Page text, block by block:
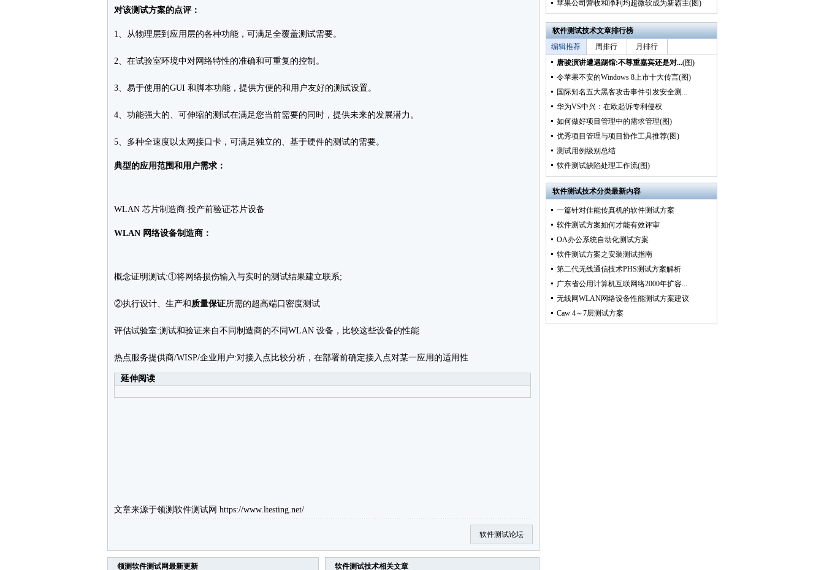
对该测试方案的点评：
1、从物理层到应用层的各种功能，可满足全覆盖测试需要。
2、在试验室环境中对网络特性的准确和可重复的控制。
3、易于使用的GUI 和脚本功能，提供方便的和用户友好的测试设置。
4、功能强大的、可伸缩的测试在满足您当前需要的同时，提供未来的发展潜力。
5、多种全速度以太网接口卡，可满足独立的、基于硬件的测试的需要。
典型的应用范围和用户需求：
WLAN 芯片制造商:投产前验证芯片设备
WLAN 网络设备制造商：
概念证明测试:①将网络损伤输入与实时的测试结果建立联系;
②执行设计、生产和 质量保证所需的超高端口密度测试
评估试验室:测试和验证来自不同制造商的不同WLAN 设备，比较这些设备的性能
热点服务提供商/WISP/企业用户:对接入点比较分析，在部署前确定接入点对某一应用的适用性
延伸阅读
文章来源于领测软件测试网 https://www.ltesting.net/
软件测试论坛
领测软件测试网最新更新 软件测试技术相关文章
苹果公司营收和净利均超微软成为新霸主(图)
软件测试技术文章排行榜
编辑推荐
周排行
月排行
唐骏演讲遭遇踢馆:不尊重嘉宾还是对...(图)
令苹果不安的Windows 8上市十大传言(图)
国际知名五大黑客攻击事件引发安全测...
华为VS中兴：在欧起诉专利侵权
如何做好项目管理中的需求管理(图)
优秀项目管理与项目协作工具推荐(图)
测试用例级别总结
软件测试缺陷处理工作流(图)
软件测试技术分类最新内容
一篇针对佳能传真机的软件测试方案
软件测试方案如何才能有效评审
OA办公系统自动化测试方案
软件测试方案之安装测试指南
第二代无线通信技术PHS测试方案解析
广东省公用计算机互联网络2000年扩容...
无线网WLAN网络设备性能测试方案建议
Caw 4～7层测试方案